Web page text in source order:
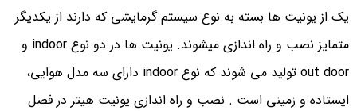
یک از یونیت ها بسته به نوع سیستم گرمایشی که دارند از یکدیگر
متمایز نصب و راه اندازی میشوند. یونیت ها در دو نوع indoor و
out door تولید می شوند که نوع indoor دارای سه مدل هوایی،
ایستاده و زمینی است . نصب و راه اندازی یونیت هیتر در فصل